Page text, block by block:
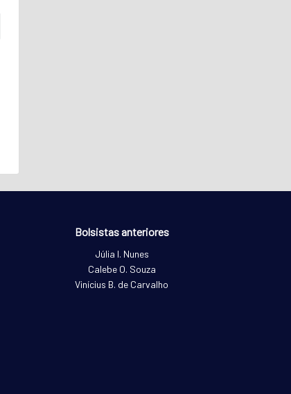
Bolsistas anteriores
Júlia I. Nunes
Calebe O. Souza
Vinícius B. de Carvalho